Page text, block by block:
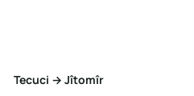
Tecuci → Jîtomîr